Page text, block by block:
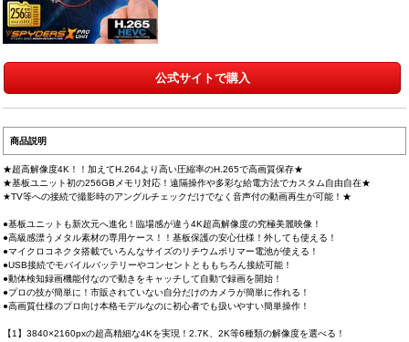
公式サイトで購入
商品説明
★超高解像度4K！！加えてH.264より高い圧縮率のH.265で高画質保存★
★基板ユニット初の256GBメモリ対応！遠隔操作や多彩な給電方法でカスタム自由自在★
★TV等への接続で撮影時のアングルチェックだけでなく音声付の動画再生が可能！★
●基板ユニットも新次元へ進化！臨場感が違う4K超高解像度の究極美麗映像！
●高級感漂うメタル素材の専用ケース！！基板保護の安心仕様！外しても使える！
●マイクロコネクタ搭載でいろんなサイズのリチウムポリマー電池が使える！
●USB接続でモバイルバッテリーやコンセントとももちろん接続可能！
●動体検知録画機能付なので動きをキャッチして自動で録画を開始！
●プロの技が簡単に！市販されていない自分だけのカメラが簡単に作れる！
●高画質仕様のプロ向け本格モデルなのに初心者でも扱いやすい簡単操作！
【1】3840×2160pxの超高精細な4Kを実現！2.7K、2K等6種類の解像度を選べる！